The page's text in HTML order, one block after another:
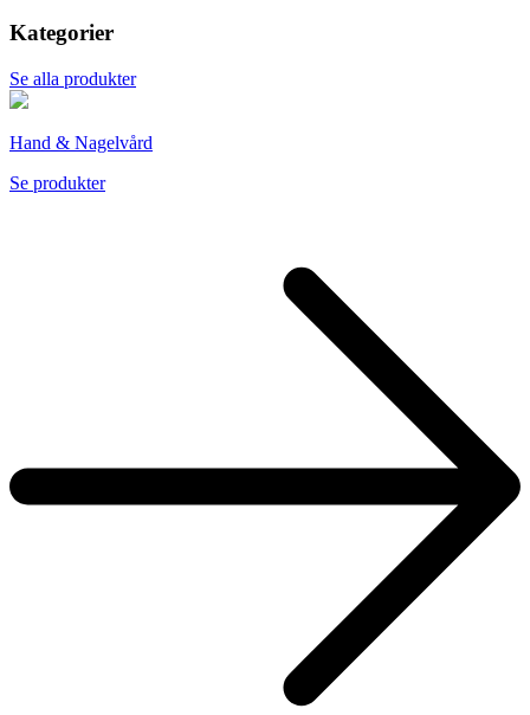
Kategorier
Se alla produkter
Hand & Nagelvård
Se produkter